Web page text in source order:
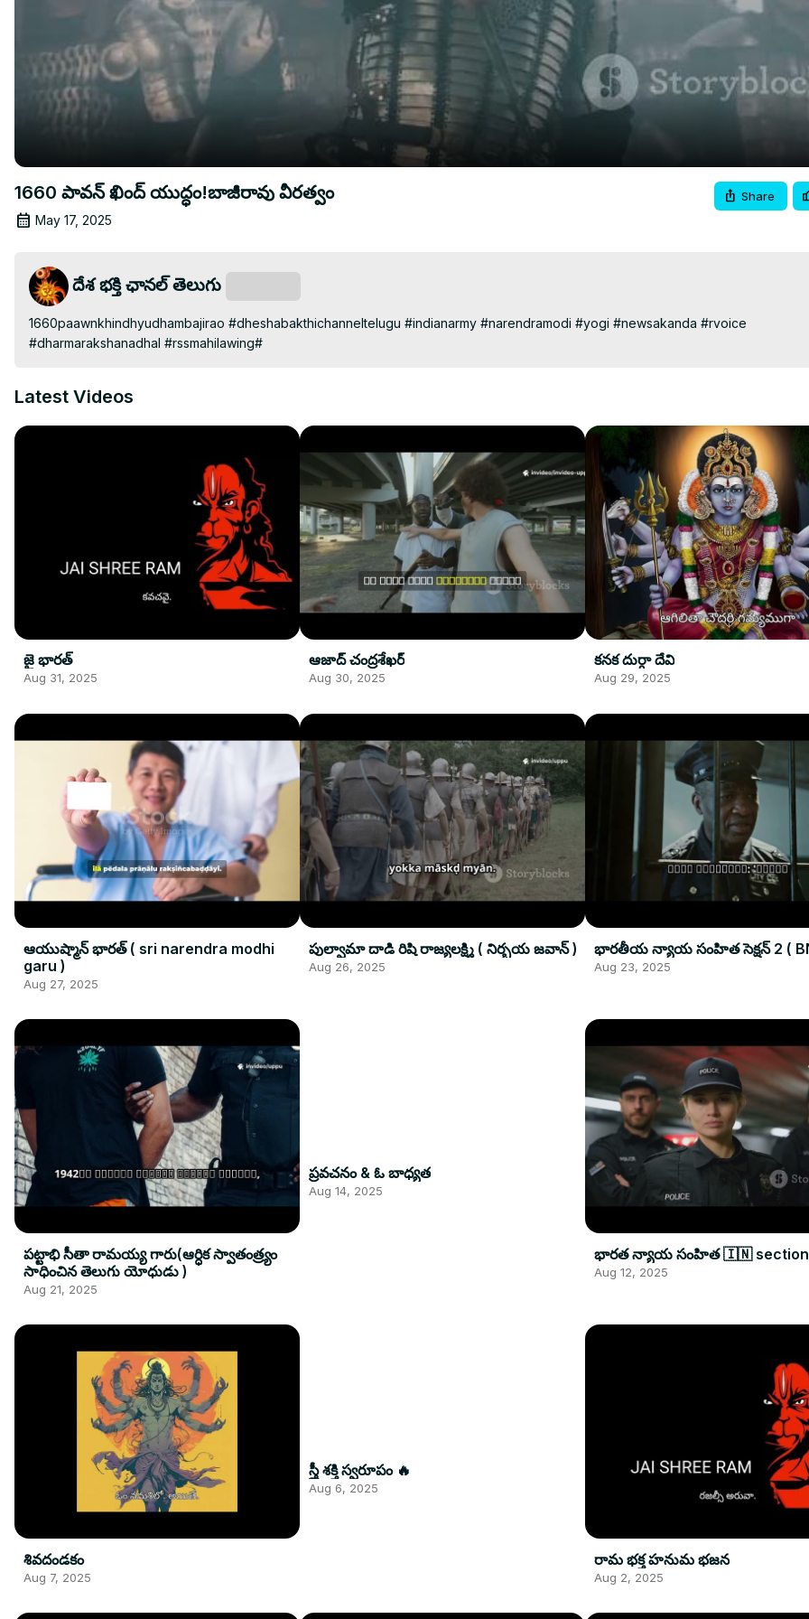
1660 పావన్ ఖింద్ యుద్ధం!బాజీరావు వీరత్వం
May 17, 2025
Share
దేశ భక్తి ఛానల్ తెలుగు
1660paawnkhindhyudhambajirao #dheshabakthichanneltelugu #indianarmy #narendramodi #yogi #newsakanda #rvoice
#dharmarakshanadhal #rssmahilawing#
Latest Videos
జై భారత్
Aug 31, 2025
ఆజాద్ చంద్రశేఖర్
Aug 30, 2025
కనక దుర్గా దేవి
Aug 29, 2025
ఆయుష్మాన్ భారత్ ( sri narendra modhi
garu )
Aug 27, 2025
పుల్వామా దాడి రిషి రాజ్యలక్ష్మి ( నిర్భయ జవాన్ )
Aug 26, 2025
భారతీయ న్యాయ సంహిత సెక్షన్ 2 (
Aug 23, 2025
పట్టాభి సీతా రామయ్య గారు(ఆర్ధిక స్వాతంత్ర్యం
సాధించిన తెలుగు యోధుడు )
Aug 21, 2025
ప్రవచనం & ఓ బాధ్యత
Aug 14, 2025
భారత న్యాయ సంహిత 🇮🇳 section
Aug 12, 2025
శివదండకం
Aug 7, 2025
స్త్రీ శక్తి స్వరూపం 🔥
Aug 6, 2025
రామ భక్త హనుమ భజన
Aug 2, 2025